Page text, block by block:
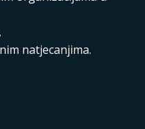
natjecanjima.